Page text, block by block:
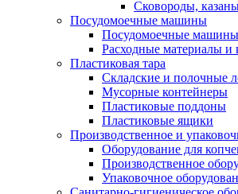
Сковороды,
Посудомоечные машины
Посудомоечные машины
Расходные материалы
Пластиковая тара
Складские и полочные
Мусорные контейнеры
Пластиковые поддоны
Пластиковые ящики
Производственное и
Оборудование для
Производственное
Упаковочное